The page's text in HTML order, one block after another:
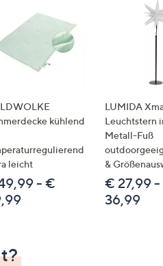
kühlend
leicht
- €
LUMIDA
Leuchtstern
Metall-Fuß
&
€ 27,99
36,99